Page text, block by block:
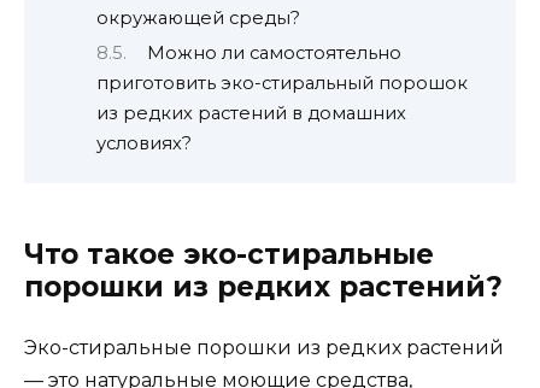
окружающей среды?
Можно ли самостоятельно
приготовить эко-стиральный порошок
из редких растений в домашних
условиях?
Что такое эко-стиральные
порошки из редких растений?
Эко-стиральные порошки из редких растений
— это натуральные моющие средства,